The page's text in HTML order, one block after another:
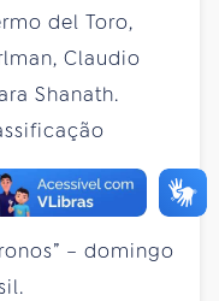
del Toro,
Claudio
Shanath.
– domingo